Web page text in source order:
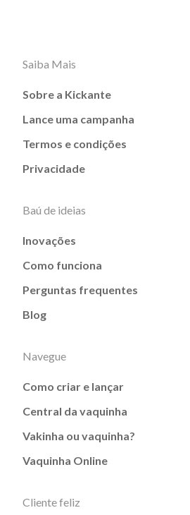
Saiba Mais
Sobre a Kickante
Lance uma campanha
Termos e condições
Privacidade
Baú de ideias
Inovações
Como funciona
Perguntas frequentes
Blog
Navegue
Como criar e lançar
Central da vaquinha
Vakinha ou vaquinha?
Vaquinha Online
Cliente feliz